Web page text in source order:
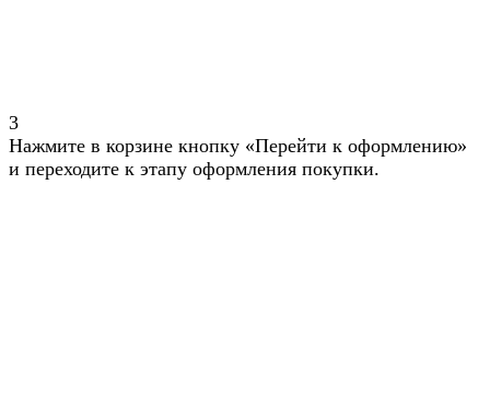
3
Нажмите в корзине кнопку «Перейти к оформлению»
и переходите к этапу оформления покупки.